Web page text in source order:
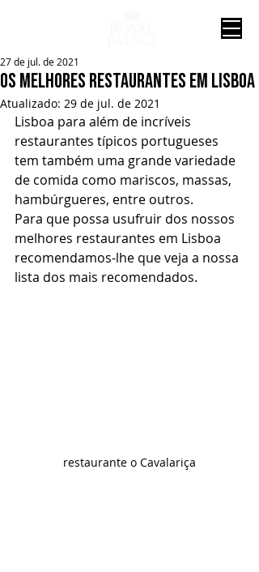
os melhores restaurantes em Lisboa
27 de jul. de 2021
Atualizado: 29 de jul. de 2021
Lisboa para além de incríveis
restaurantes típicos portugueses
tem também uma grande variedade
de comida como mariscos, massas,
hambúrgueres, entre outros.
Para que possa usufruir dos nossos
melhores restaurantes em Lisboa
recomendamos-lhe que veja a nossa
lista dos mais recomendados.
restaurante o Cavalariça